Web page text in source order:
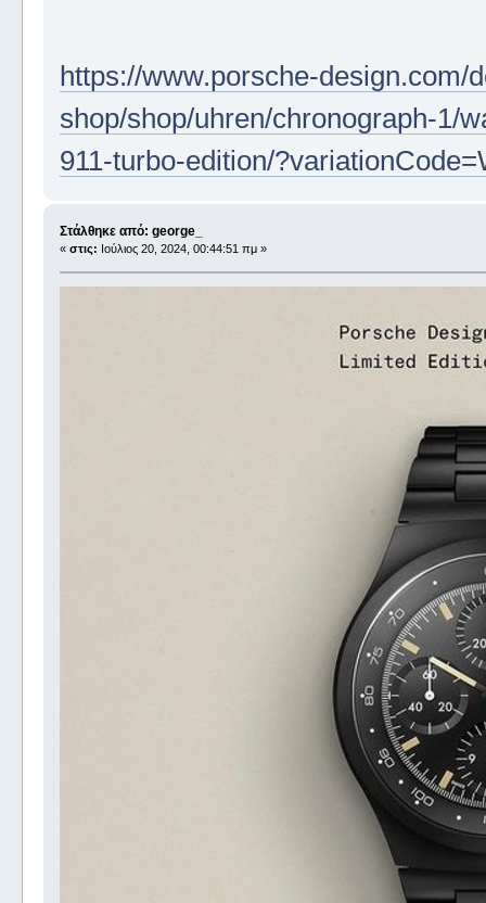
https://www.porsche-design.com/
shop/shop/uhren/chronograph-1/
911-turbo-edition/
Στάλθηκε από: george_
« στις: Ιούλιος 20, 2024, 00:44:51 πμ »